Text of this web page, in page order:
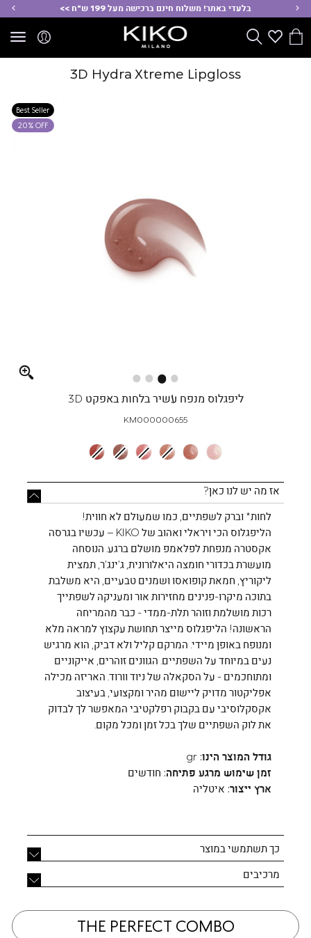
בלעדי באתר! משלוח חינם ברכישה מעל 199 ש"ח >>
הסל
Wishlistחפש
Full
Best Seller
20% OFF
3D Hydra Xtreme Lipgloss
ליפגלוס מנפח עשיר בלחות באפקט 3D
KM000000655
אז מה יש לנו כאן?
כך תשתמשי במוצר
מרכיבים
לחות* וברק לשפתיים, כמו שמעולם לא חווית!
הליפגלוס הכי ויראלי ואהוב של KIKO – עכשיו בגרסה
אקסטרה מנפחת לפלאמפ מושלם ברגע. הנוסחה
מועשרת בכדורי חומצה היאלורונית, ג’ינג’ר, תמצית
ליקוריץ, חמאת קופואסו ושמנים טבעיים, היא משלבת
בתוכה מיקרו-פנינים מחזירות אור ומעניקה לשפתייך
רכות מושלמת וזוהר תלת-ממדי - כבר מהמריחה
הראשונה! הליפגלוס מייצר תחושת עקצוץ למראה מלא
ומנופח באופן מיידי. המרקם קליל ולא דביק, הוא מרגיש
נעים במיוחד על השפתיים. הגוונים זוהרים, אייקוניים
ומתוחכמים - על הסקאלה של ניוד וורוד. האריזה מכילה
אפליקטור מדויק ליישום מהיר ומקצועי, בעיצוב
אקסקלוסיבי עם בקבוק רפלקטיבי המאפשר לך לבדוק
את לוק השפתיים שלך בכל זמן ומכל מקום.
גודל המוצר הינו:gr
זמן שימוש מרגע פתיחה: חודשים
ארץ ייצור: איטליה
THE PERFECT COMBO